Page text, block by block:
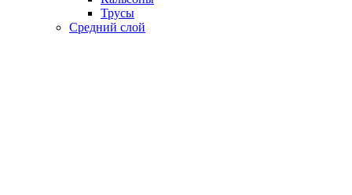
Трусы
Средний слой